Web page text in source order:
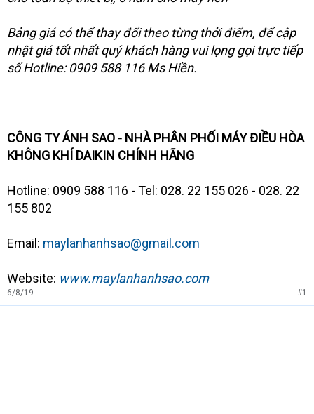
Bảng giá có thể thay đổi theo từng thởi điểm, để cập
nhật giá tốt nhất quý khách hàng vui lọng gọi trực tiếp
số Hotline: 0909 588 116 Ms Hiền.
CÔNG TY ÁNH SAO - NHÀ PHÂN PHỐI MÁY ĐIỀU HÒA
KHÔNG KHÍ DAIKIN CHÍNH HÃNG
Hotline: 0909 588 116 - Tel: 028. 22 155 026 - 028. 22
155 802
Email: maylanhanhsao@gmail.com
Website: www.maylanhanhsao.com
6/8/19 #1